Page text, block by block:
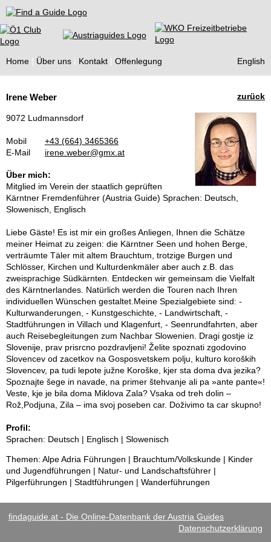
Find a Guide
Home Über uns Kontakt Offenlegung English
Guides
zurück
Irene Weber
9072 Ludmannsdorf
Mobil
+43 (664) 3465366
E-Mail
irene.weber@gmx.at
Über mich:
Mitglied im Verein der staatlich geprüften
Kärntner Fremdenführer (Austria Guide) Sprachen: Deutsch,
Slowenisch, Englisch
Liebe Gäste! Es ist mir ein großes Anliegen, Ihnen die Schätze
meiner Heimat zu zeigen: die Kärntner Seen und hohen Berge,
verträumte Täler mit altem Brauchtum, trotzige Burgen und
Schlösser, Kirchen und Kulturdenkmäler aber auch z.B. das
zweisprachige Südkärnten. Entdecken wir gemeinsam die Vielfalt
des Kärntnerlandes. Natürlich werden die Touren nach Ihren
individuellen Wünschen gestaltet.Meine Spezialgebiete sind: -
Kulturwanderungen, - Kunstgeschichte, - Landwirtschaft, -
Stadtführungen in Villach und Klagenfurt, - Seenrundfahrten, aber
auch Reisebegleitungen zum Nachbar Slowenien. Dragi gostje iz
Slovenije, prav prisrcno pozdravljeni! Želite spoznati zgodovino
Slovencev od zacetkov na Gosposvetskem polju, kulturo koroških
Slovencev, pa tudi lepote južne Koroške, kjer sta doma dva jezika?
Spoznajte šege in navade, na primer štehvanje ali pa »ante pante«!
Veste, kje je bila doma Miklova Zala? Vsaka od treh dolin –
Rož,Podjuna, Zila – ima svoj poseben car. Doživimo ta car skupno!
Profil:
Sprachen: Deutsch | Englisch | Slowenisch
Themen: Alpe Adria Führungen | Brauchtum/Volkskunde | Kinder
und Jugendführungen | Natur- und Landschaftsführer |
Pilgerführungen | Stadtführungen | Wanderführungen
findaguide.at - Die Online-Datenbank der Austria Guides
Datenschutzerklärung